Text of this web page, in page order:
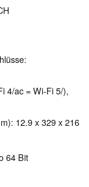
4/ac = Wi-Fi 5/),
12.9 x 329 x 216
64 Bit